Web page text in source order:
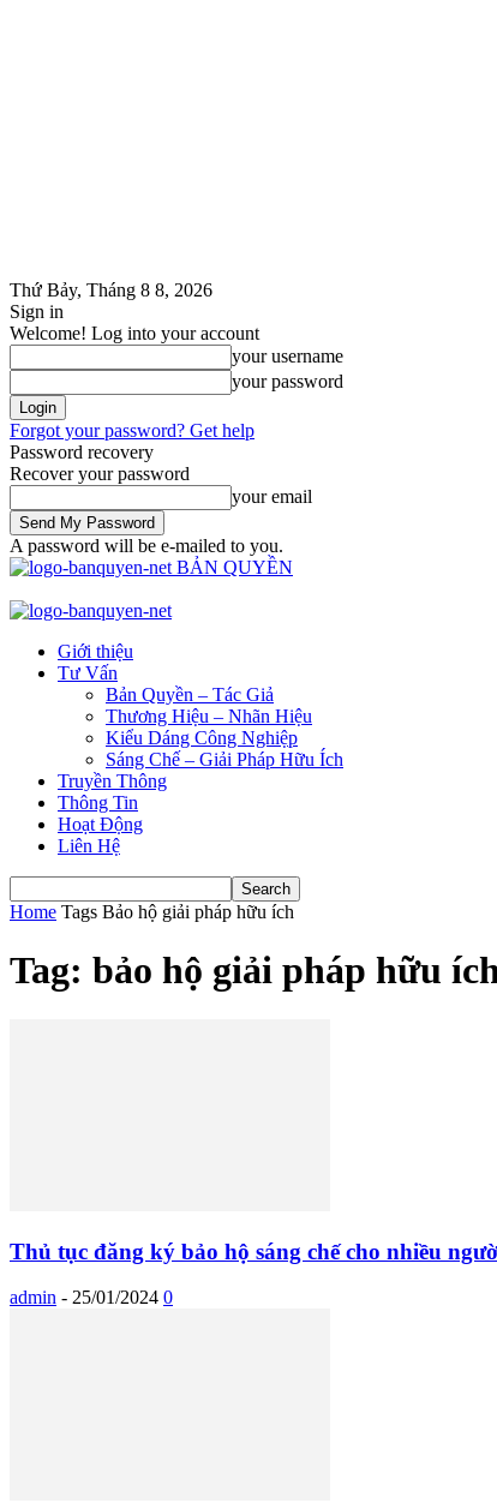
Thứ Bảy, Tháng 8 8, 2026
Sign in
Welcome! Log into your account
your username
your password
Forgot your password? Get help
Password recovery
Recover your password
your email
A password will be e-mailed to you.
BẢN QUYỀN
Giới thiệu
Tư Vấn
Bản Quyền – Tác Giả
Thương Hiệu – Nhãn Hiệu
Kiểu Dáng Công Nghiệp
Sáng Chế – Giải Pháp Hữu Ích
Truyền Thông
Thông Tin
Hoạt Động
Liên Hệ
Home Tags Bảo hộ giải pháp hữu ích
Tag: bảo hộ giải pháp hữu
Thủ tục đăng ký bảo hộ sáng chế cho nhiều
admin - 25/01/2024 0